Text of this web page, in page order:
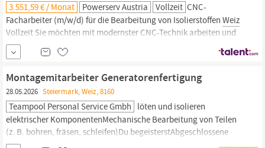
3.551,59 € / Monat Powerserv Austria Vollzeit CNC-
Facharbeiter (m/w/d) für die Bearbeitung von Isolierstoffen Weiz
Vollzeit Sie möchten mit modernster CNC-Technik arbeiten und
Ihre Fähigkeiten in einem innovativen Unternehmen einbringen?
Für unseren Kunden suchen wir einen CNC-Facharbeiter (m/w/d)
angesprochen?
Montagemitarbeiter Generatorenfertigung
28.05.2026 Steiermark, Weiz, 8160
Teampool Personal Service Gmbh löten und isolieren
elektrischer KomponentenMechanische Bearbeitung von Teilen
(z. B. bohren, fräsen, schleifen)Du begeisterstAbgeschlossene
Ausbildung in einem handwerklichen Beruf wie Elektriker,